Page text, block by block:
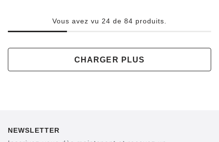
Vous avez vu 24 de 84 produits.
CHARGER PLUS
NEWSLETTER